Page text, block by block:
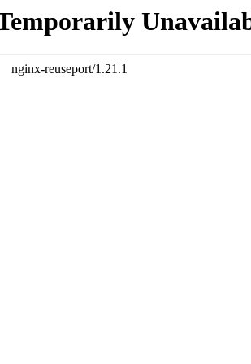
nginx-reuseport/1.21.1